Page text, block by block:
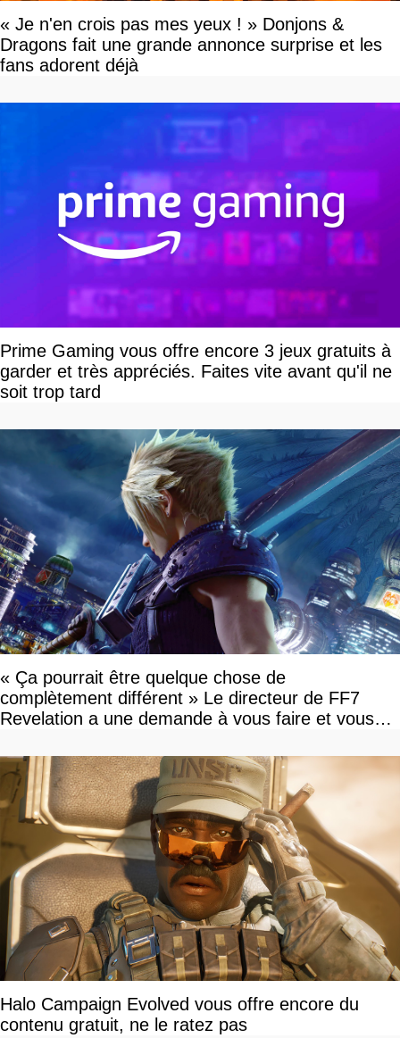
« Je n'en crois pas mes yeux ! » Donjons &
Dragons fait une grande annonce surprise et les
fans adorent déjà
Prime Gaming vous offre encore 3 jeux gratuits à
garder et très appréciés. Faites vite avant qu'il ne
soit trop tard
« Ça pourrait être quelque chose de
complètement différent » Le directeur de FF7
Revelation a une demande à vous faire et vous
Halo Campaign Evolved vous offre encore du
contenu gratuit, ne le ratez pas